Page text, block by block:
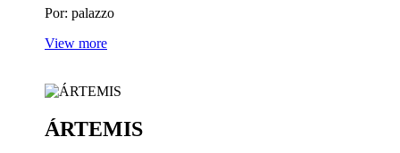
Por: palazzo
View more
ÁRTEMIS